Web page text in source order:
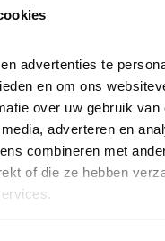
advertenties te
en om ons
over uw gebruik van
adverteren en
combineren met
of die ze hebben